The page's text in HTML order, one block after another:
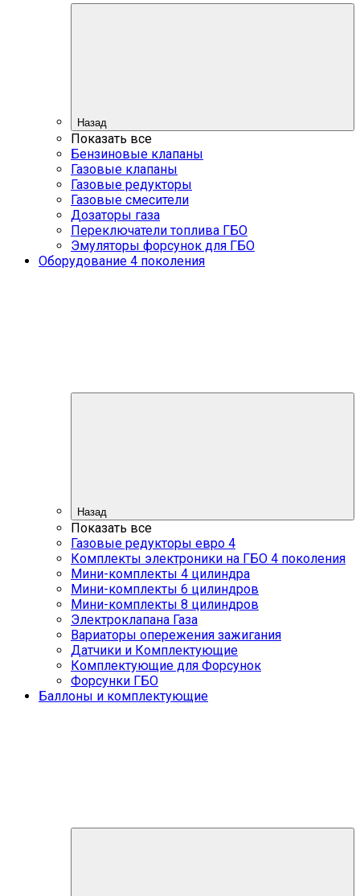
Назад
Показать все
Бензиновые клапаны
Газовые клапаны
Газовые редукторы
Газовые смесители
Дозаторы газа
Переключатели топлива ГБО
Эмуляторы форсунок для ГБО
Оборудование 4 поколения
Назад
Показать все
Газовые редукторы евро 4
Комплекты электроники на ГБО 4 поколения
Мини-комплекты 4 цилиндра
Мини-комплекты 6 цилиндров
Мини-комплекты 8 цилиндров
Электроклапана Газа
Вариаторы опережения зажигания
Датчики и Комплектующие
Комплектующие для Форсунок
Форсунки ГБО
Баллоны и комплектующие